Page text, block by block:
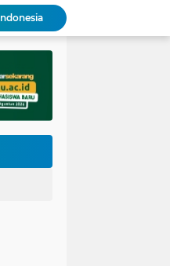
LP Ma’arif NU Jateng Buka Pelatihan Bahasa Mandarin, Lulus Langsung Disalurkan Kerja